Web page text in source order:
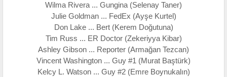
Wilma Rivera ... Gungina (Selenay Taner)
Julie Goldman ... FedEx (Ayşe Kurtel)
Don Lake ... Bert (Kerem Doğutuna)
Tim Russ ... ER Doctor (Zekeriyya Kibar)
Ashley Gibson ... Reporter (Armağan Tezcan)
Vincent Washington ... Guy #1 (Murat Baştürk)
Kelcy L. Watson ... Guy #2 (Emre Boynukalın)